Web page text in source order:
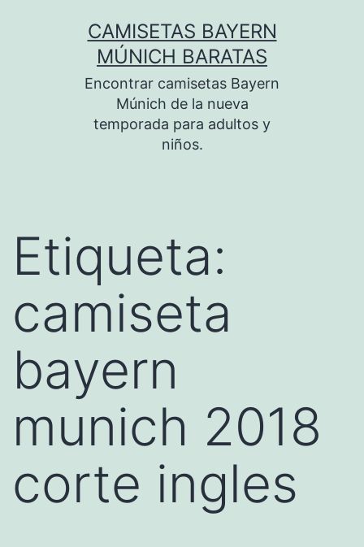
CAMISETAS BAYERN
MÚNICH BARATAS
Encontrar camisetas Bayern
Múnich de la nueva
temporada para adultos y
niños.
Etiqueta:
camiseta
bayern
munich 2018
corte ingles